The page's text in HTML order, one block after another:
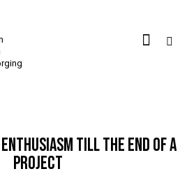
TILL THE END OF A
PROJECT